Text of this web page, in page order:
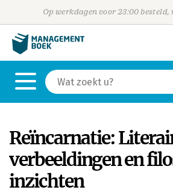
Op werkdagen voor 23:00
Reïncarnatie:
verbeeldingen en
inzichten